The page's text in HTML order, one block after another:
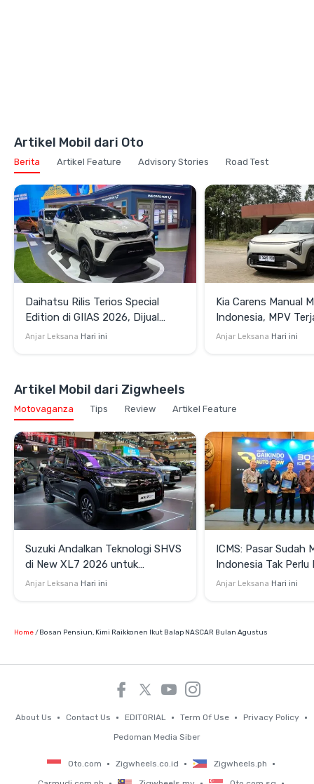
Artikel Mobil dari Oto
Berita Artikel Feature Advisory Stories Road Test
Daihatsu Rilis Terios Special
Edition di GIIAS 2026, Dijual
Terbatas Rp264,35 Juta
Anjar Leksana Hari ini
Kia Carens Manual
Indonesia, MPV
Bidik Keluarga dan
Anjar Leksana Hari ini
Artikel Mobil dari Zigwheels
Motovaganza Tips Review Artikel Feature
Suzuki Andalkan Teknologi SHVS
di New XL7 2026 untuk
Mendukung Efisiensi Berkendara
Anjar Leksana Hari ini
ICMS: Pasar Sudah
Indonesia Tak Perlu
Satu Teknologi
Anjar Leksana Hari ini
Home Bosan Pensiun, Kimi Raikkonen Ikut Balap NASCAR Bulan Agustus
About Us Contact Us EDITORIAL Term Of Use
Privacy Policy
Pedoman Media Siber
Oto.com Zigwheels.co.id
Zigwheels.ph